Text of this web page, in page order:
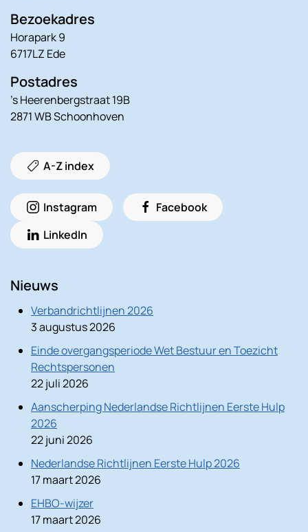
Bezoekadres
Horapark 9
6717LZ Ede
Postadres
’s Heerenbergstraat 19B
2871 WB Schoonhoven
A-Z index
Instagram
Facebook
LinkedIn
Nieuws
Verbandrichtlijnen 2026
3 augustus 2026
Einde overgangsperiode Wet Bestuur en Toezicht
Rechtspersonen
22 juli 2026
Aanscherping Nederlandse Richtlijnen Eerste Hulp
2026
22 juni 2026
Nederlandse Richtlijnen Eerste Hulp 2026
17 maart 2026
EHBO-wijzer
17 maart 2026